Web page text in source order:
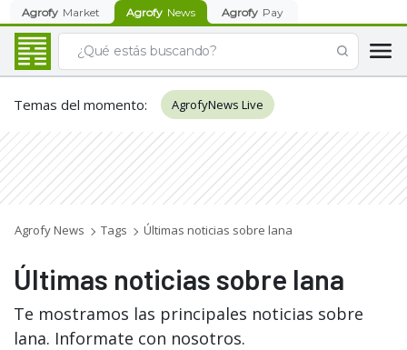
Agrofy Market Agrofy News Agrofy Pay
Temas del momento: AgrofyNews Live
Agrofy News Tags Últimas noticias sobre lana
Últimas noticias sobre lana
Te mostramos las principales noticias sobre
lana. Informate con nosotros.